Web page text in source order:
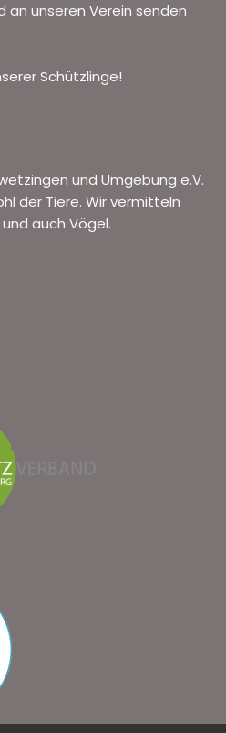
an unseren Verein senden
Schützlinge!
und Umgebung e.V.
der Tiere. Wir vermitteln
auch Vögel.